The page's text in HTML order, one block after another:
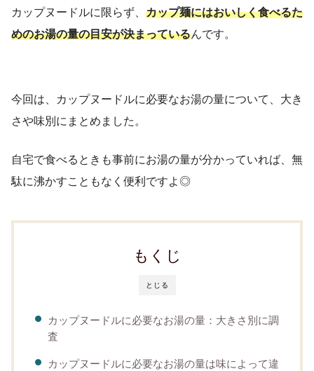
カップヌードルに限らず、 カップ麺にはおいしく食べるた
めのお湯の量の目安が決まっているんです。
今回は、カップヌードルに必要なお湯の量について、大き
さや味別にまとめました。
自宅で食べるときも事前にお湯の量が分かっていれば、無
駄に沸かすこともなく便利ですよ◎
とじる
もくじ
カップヌードルに必要なお湯の量：大きさ別に調
査
カップヌードルに必要なお湯の量は味によって違